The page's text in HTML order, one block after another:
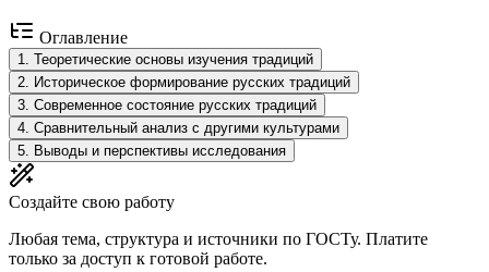
Оглавление
1
Теоретические основы изучения традиций
2
Историческое формирование русских традиций
3 Современное состояние русских традиций
4 Сравнительный анализ с другими культурами
5
Выводы и перспективы исследования
Создайте свою работу
Любая тема, структура и источники по ГОСТу. Платите
только за доступ к готовой работе.